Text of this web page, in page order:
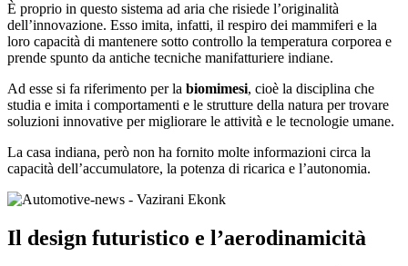
È proprio in questo sistema ad aria che risiede l’originalità
dell’innovazione. Esso imita, infatti, il respiro dei mammiferi e la
loro capacità di mantenere sotto controllo la temperatura corporea e
prende spunto da antiche tecniche manifatturiere indiane.
Ad esse si fa riferimento per la biomimesi, cioè la disciplina che
studia e imita i comportamenti e le strutture della natura per trovare
soluzioni innovative per migliorare le attività e le tecnologie umane.
La casa indiana, però non ha fornito molte informazioni circa la
capacità dell’accumulatore, la potenza di ricarica e l’autonomia.
Il design futuristico e l’aerodinamicità